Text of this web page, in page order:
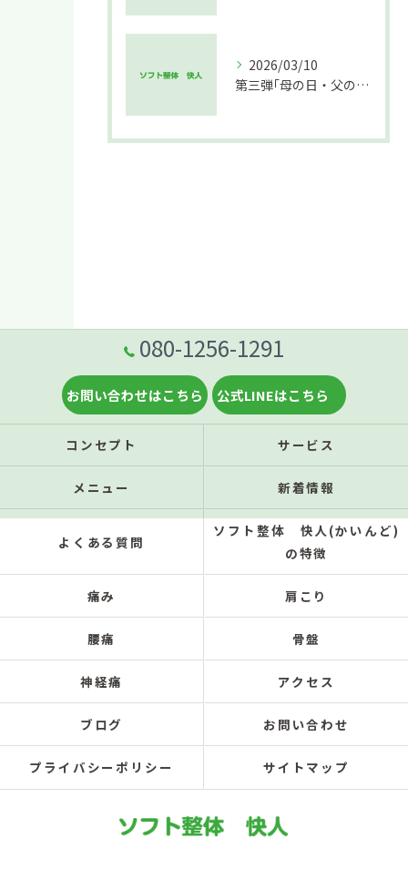
2026/03/10
第三弾｢母の日・父の日キャンペーン｣受付開始❗
080-1256-1291
お問い合わせはこちら 公式LINEはこちら
コンセプト サービス
メニュー 新着情報
よくある質問
ソフト整体 快人(かいんど)
の特徴
痛み 肩こり
腰痛 骨盤
神経痛 アクセス
ブログ お問い合わせ
プライバシーポリシー サイトマップ